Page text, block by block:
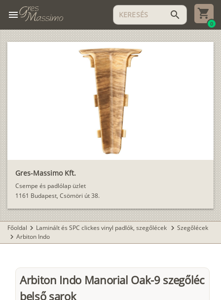
menu search
0
Gres-Massimo Kft.
Csempe és padlólap üzlet
1161 Budapest, Csömöri út 38.
Főoldal chevron_right Laminált és SPC clickes vinyl padlók, szegőlécek chevron_right Szegőlécek
chevron_right Arbiton Indo
Arbiton Indo Manorial Oak-9 szegőléc
belső sarok